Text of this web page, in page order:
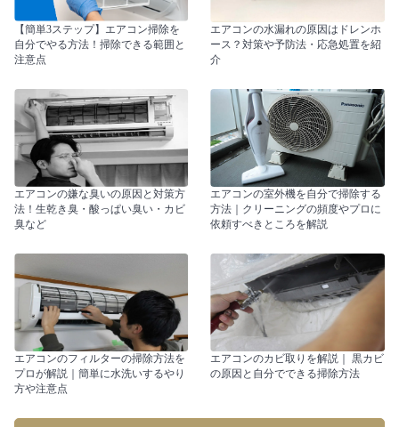
【簡単3ステップ】エアコン掃除を
自分でやる方法！掃除できる範囲と
注意点
エアコンの水漏れの原因はドレンホ
ース？対策や予防法・応急処置を紹
介
エアコンの嫌な臭いの原因と対策方
法！生乾き臭・酸っぱい臭い・カビ
臭など
エアコンの室外機を自分で掃除する
方法｜クリーニングの頻度やプロに
依頼すべきところを解説
エアコンのフィルターの掃除方法を
プロが解説｜簡単に水洗いするやり
方や注意点
エアコンのカビ取りを解説｜ 黒カビ
の原因と自分でできる掃除方法